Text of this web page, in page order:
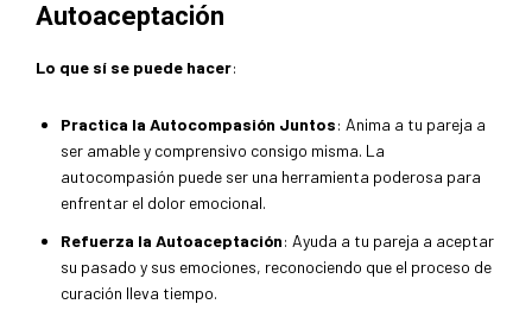
Autoaceptación
Lo que sí se puede hacer:
Practica la Autocompasión Juntos: Anima a tu pareja a
ser amable y comprensivo consigo misma. La
autocompasión puede ser una herramienta poderosa para
enfrentar el dolor emocional.
Refuerza la Autoaceptación: Ayuda a tu pareja a aceptar
su pasado y sus emociones, reconociendo que el proceso de
curación lleva tiempo.